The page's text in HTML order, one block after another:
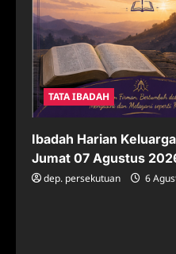
o
n
TATA IBADAH
Ibadah Harian
Jumat 07 Agustus
dep. persekutuan 6